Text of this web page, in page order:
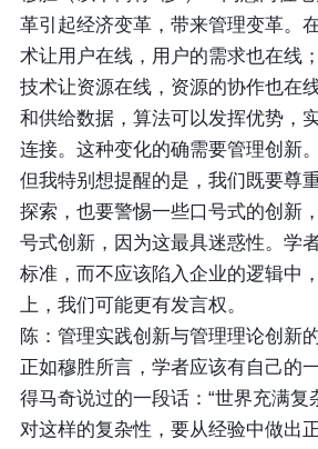
革引起经济变革，带来管理变革。
术让用户在线，用户的需求也在线
技术让资源在线，资源的协作也在
和供给数据，算法可以发挥优势，
连接。这种变化的确需要管理创新。
但我特别想提醒的是，我们既要尊
探索，也要警惕一些口号式的创新
号式创新，因为这最具迷惑性。学
标准，而不应该陷入企业的逻辑中
上，我们可能更有发言权。
陈：管理实践创新与管理理论创新
正如穆胜所言，学者应该有自己的
得马奇说过的一段话：“世界充满复
对这样的复杂性，要从经验中做出